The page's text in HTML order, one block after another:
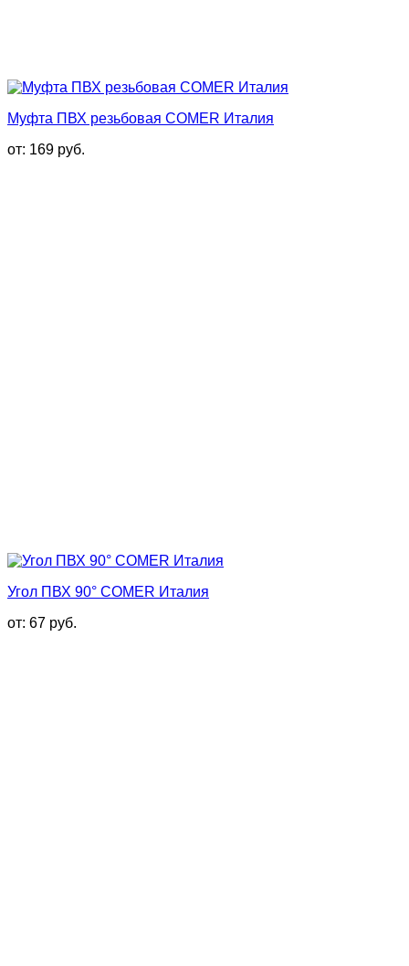
Муфта ПВХ резьбовая COMER Италия
от: 169 руб.
Угол ПВХ 90° COMER Италия
от: 67 руб.